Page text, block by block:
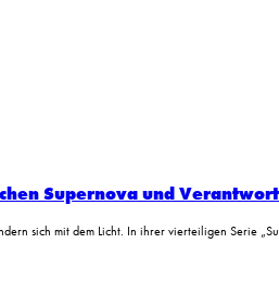
Supernova und
sich mit dem Licht. In ihrer vierteiligen Serie